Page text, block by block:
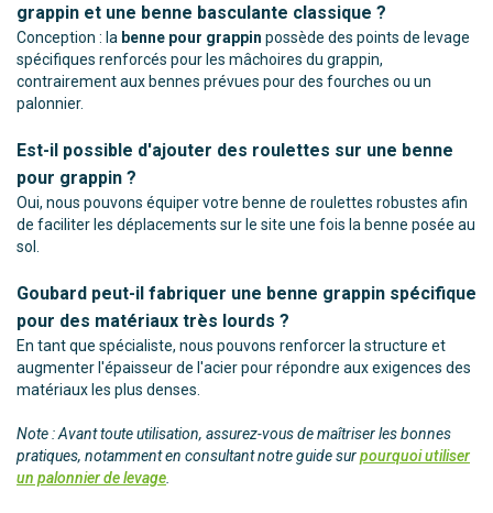
grappin et une benne basculante classique ?
Conception : la benne pour grappin possède des points de levage
spécifiques renforcés pour les mâchoires du grappin,
contrairement aux bennes prévues pour des fourches ou un
palonnier.
Est-il possible d'ajouter des roulettes sur une benne
pour grappin ?
Oui, nous pouvons équiper votre benne de roulettes robustes afin
de faciliter les déplacements sur le site une fois la benne posée au
sol.
Goubard peut-il fabriquer une benne grappin spécifique
pour des matériaux très lourds ?
En tant que spécialiste, nous pouvons renforcer la structure et
augmenter l'épaisseur de l'acier pour répondre aux exigences des
matériaux les plus denses.
Note : Avant toute utilisation, assurez-vous de maîtriser les bonnes
pratiques, notamment en consultant notre guide surpourquoi utiliser
un palonnier de levage